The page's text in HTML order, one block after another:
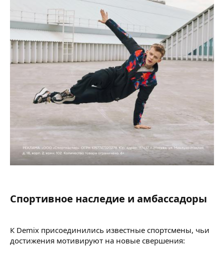
Спортивное наследие и амбассадоры​
К Demix присоединились известные спортсмены, чьи
достижения мотивируют на новые свершения: